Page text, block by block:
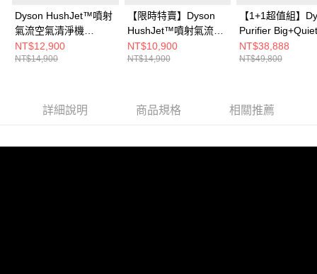
Dyson HushJet™噴射
氣流空氣清淨機
HJ10(銀白色)
NT$12,900
NT$14,900
【限時特賣】Dyson
HushJet™噴射氣流空
氣清淨機 HJ10(銀白
色)
NT$10,900
NT$14,900
【1+1超值組】
Purifier
效極淨甲醛偵測
淨機BP04+
NT$38,888
NT$49,800
詳細說明 商品規格 相關推薦